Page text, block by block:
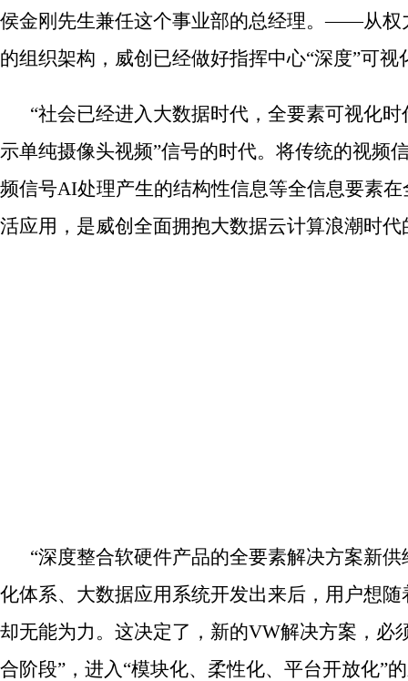
侯金刚先生兼任这个事业部的总经理。——从权
的组织架构，威创已经做好指挥中心“深度”可视
“社会已经进入大数据时代，全要素可视化时
示单纯摄像头视频”信号的时代。将传统的视频
频信号AI处理产生的结构性信息等全信息要素
活应用，是威创全面拥抱大数据云计算浪潮时代
“深度整合软硬件产品的全要素解决方案新供
化体系、大数据应用系统开发出来后，用户想
却无能为力。这决定了，新的VW解决方案，必
合阶段”，进入“模块化、柔性化、平台开放化”